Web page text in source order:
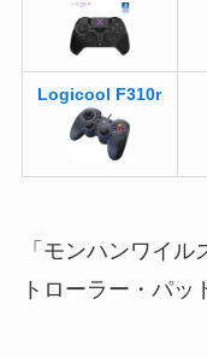
Logicool F310r
「モンハンワイ
トローラー・パッ